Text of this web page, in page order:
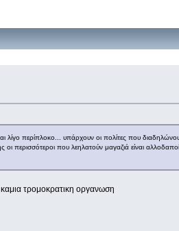
λίγο περίπλοκο... υπάρχουν οι πολίτες που
που λεηλατούν μαγαζιά είναι
τρομοκρατικη οργανωση